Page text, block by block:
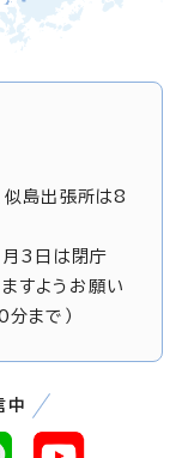
島出張所は8
3日は閉庁
すようお願い
まで）
中